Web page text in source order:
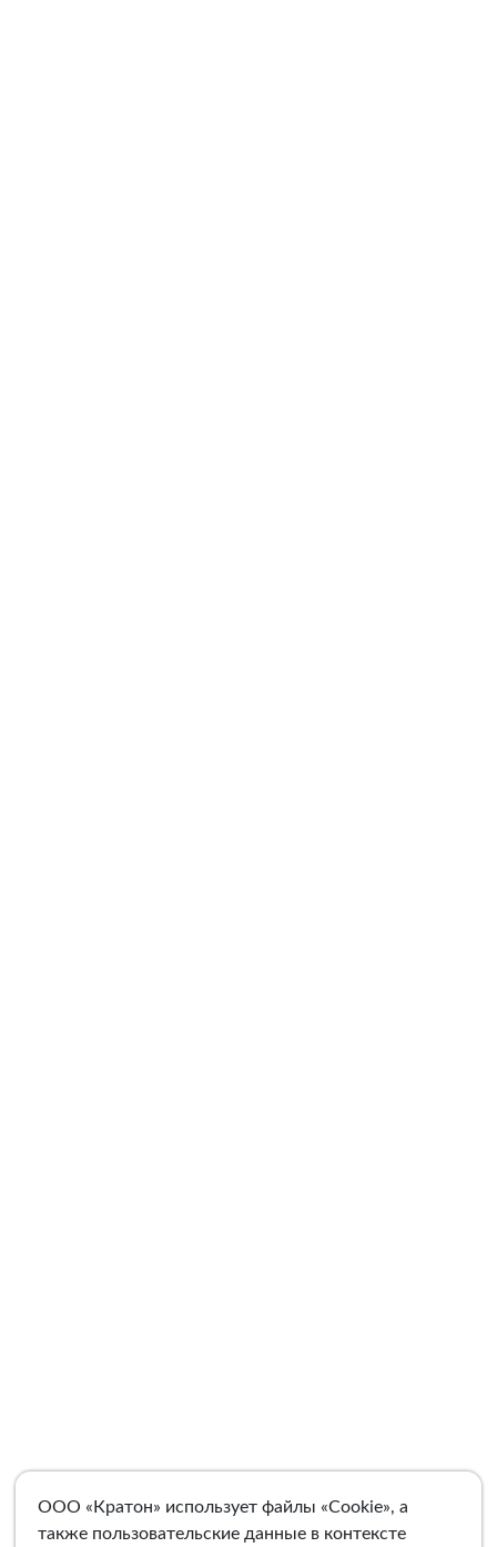
ООО «Кратон» использует файлы «Cookie», а
также пользовательские данные в контексте